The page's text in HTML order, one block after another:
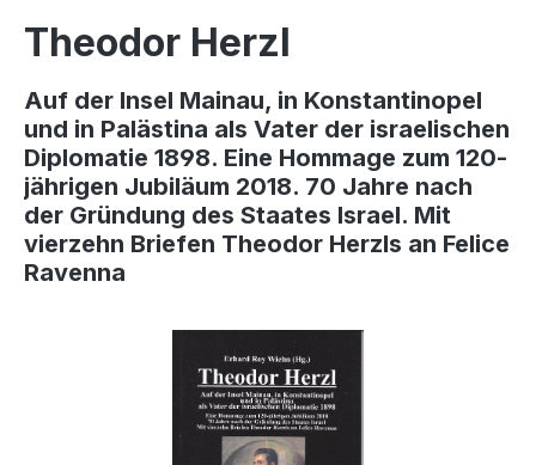
Theodor Herzl
Auf der Insel Mainau, in Konstantinopel
und in Palästina als Vater der israelischen
Diplomatie 1898. Eine Hommage zum 120-
jährigen Jubiläum 2018. 70 Jahre nach
der Gründung des Staates Israel. Mit
vierzehn Briefen Theodor Herzls an Felice
Ravenna